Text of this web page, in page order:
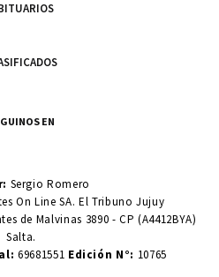
EN
Sergio Romero
On Line SA. El Tribuno Jujuy
de Malvinas 3890 - CP (A4412BYA)
Salta.
69681551 Edición N°: 10765